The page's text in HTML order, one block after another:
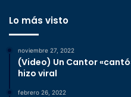
Lo más visto
noviembre 27, 2022
(Video) Un Cantor
hizo viral
febrero 26, 2022